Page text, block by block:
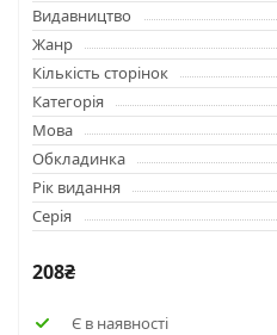
Видавництво
Жанр
Кількість сторінок
Категорія
Мова
Обкладинка
Рік видання
Серія
208₴
Є в наявності